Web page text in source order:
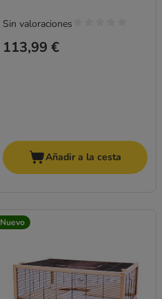
113,99 €
Sin valoraciones
Añadir a la cesta
Nuevo